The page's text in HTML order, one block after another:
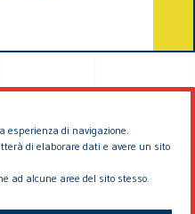
esperienza di navigazione.
di elaborare dati e avere un sito
ad alcune aree del sito stesso.